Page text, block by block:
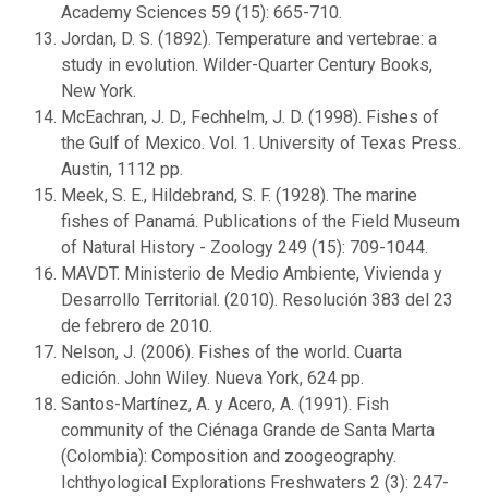
Academy Sciences 59 (15): 665-710.
Jordan, D. S. (1892). Temperature and vertebrae: a
study in evolution. Wilder-Quarter Century Books,
New York.
McEachran, J. D., Fechhelm, J. D. (1998). Fishes of
the Gulf of Mexico. Vol. 1. University of Texas Press.
Austin, 1112 pp.
Meek, S. E., Hildebrand, S. F. (1928). The marine
fishes of Panamá. Publications of the Field Museum
of Natural History - Zoology 249 (15): 709-1044.
MAVDT. Ministerio de Medio Ambiente, Vivienda y
Desarrollo Territorial. (2010). Resolución 383 del 23
de febrero de 2010.
Nelson, J. (2006). Fishes of the world. Cuarta
edición. John Wiley. Nueva York, 624 pp.
Santos-Martínez, A. y Acero, A. (1991). Fish
community of the Ciénaga Grande de Santa Marta
(Colombia): Composition and zoogeography.
Ichthyological Explorations Freshwaters 2 (3): 247-